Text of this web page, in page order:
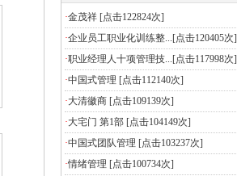
·金茂祥 [点击122824次]
·企业员工职业化训练整...[点击120405次]
·职业经理人十项管理技...[点击117998次]
·中国式管理 [点击112140次]
·大清徽商 [点击109139次]
·大宅门 第1部 [点击104149次]
·中国式团队管理 [点击103237次]
·情绪管理 [点击100734次]